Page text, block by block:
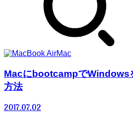
Mac
MacにbootcampでWindows
方法
2017.07.02